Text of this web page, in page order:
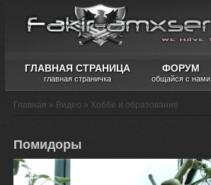
ГЛАВНАЯ СТРАНИЦА
главная страничка
ФОРУМ
общайся с нами
Главная » Видео » Хобби и образование
Помидоры